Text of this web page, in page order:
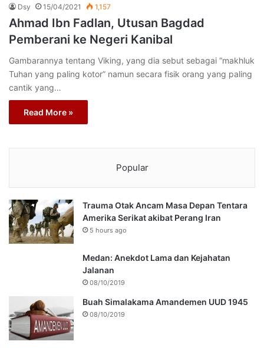
Dsy 15/04/2021 1,157
Ahmad Ibn Fadlan, Utusan Bagdad
Pemberani ke Negeri Kanibal
Gambarannya tentang Viking, yang dia sebut sebagai “makhluk
Tuhan yang paling kotor” namun secara fisik orang yang paling
cantik yang…
Read More »
Popular
Trauma Otak Ancam Masa Depan Tentara
Amerika Serikat akibat Perang Iran
5 hours ago
Medan: Anekdot Lama dan Kejahatan
Jalanan
08/10/2019
Buah Simalakama Amandemen UUD 1945
08/10/2019